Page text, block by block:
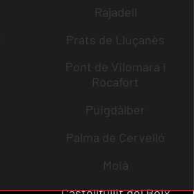
Rajadell
Prats de Lluçanès
Pont de Vilomara i
Rocafort
Puigdàlber
Palma de Cervelló
Moià